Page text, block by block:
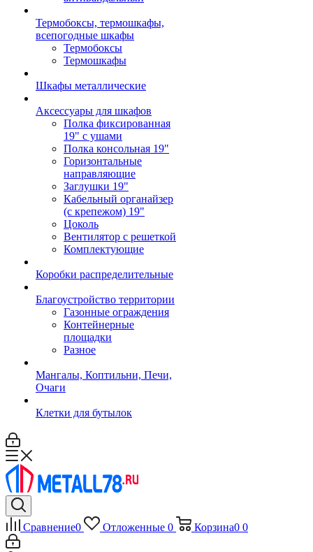
Термобоксы, термошкафы,
всепогодные шкафы
Термобоксы
Термошкафы
Шкафы металлические
Аксессуары для шкафов
Полка фиксированная
19" с ушами
Полка консольная 19"
Горизонтальные
направляющие
Заглушки 19"
Кабельный органайзер
(с крепежом) 19"
Цоколь
Вентилятор с решеткой
Комплектующие
Коробки распределительные
Благоустройство территории
Газонные ограждения
Контейнерные
площадки
Разное
Мангалы, Коптильни, Печи,
Очаги
Клетки для бутылок
Сравнение0 Отложенные 0 Корзина0 0